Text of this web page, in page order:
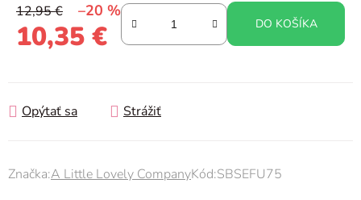
12,95 € –20 %
10,35 € DO KOŠÍKA
Opýtať sa Strážiť
Značka:A Little Lovely CompanyKód:SBSEFU75